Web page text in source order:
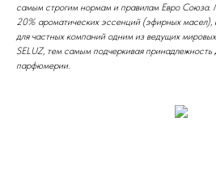
самым строгим нормам и правилам Евро Союза.
20% ароматических эссенций (эфирных масел),
для частных компаний одним из ведущих
SELUZ, тем самым подчеркивая принадлежность
парфюмерии.